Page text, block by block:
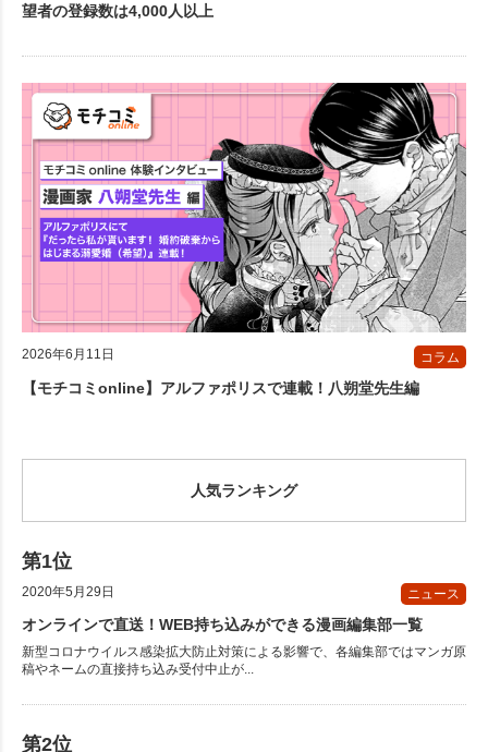
望者の登録数は4,000人以上
2026年6月11日 コラム
【モチコミonline】アルファポリスで連載！八朔堂先生編
人気ランキング
2020年5月29日 ニュース
オンラインで直送！WEB持ち込みができる漫画編集部一覧
新型コロナウイルス感染拡大防止対策による影響で、各編集部ではマンガ原
稿やネームの直接持ち込み受付中止が...